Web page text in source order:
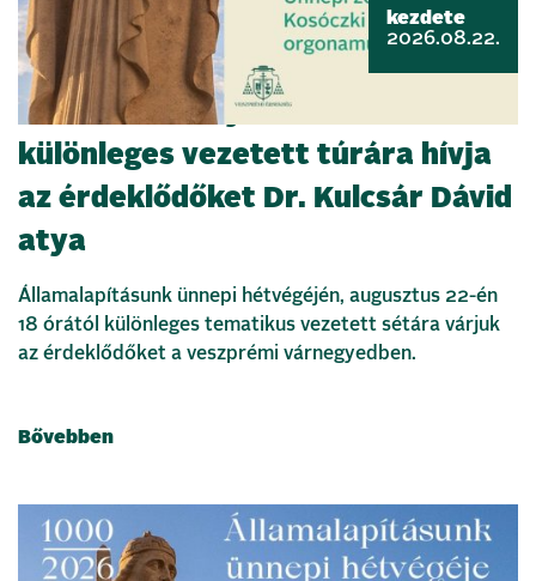
kezdete
2026.08.22.
Szent István nyomában –
különleges vezetett túrára hívja
az érdeklődőket Dr. Kulcsár Dávid
atya
Államalapításunk ünnepi hétvégéjén, augusztus 22-én
18 órától különleges tematikus vezetett sétára várjuk
az érdeklődőket a veszprémi várnegyedben.
Bővebben